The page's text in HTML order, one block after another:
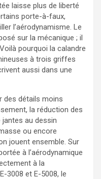
laisse plus de liberté
porte-à-faux,
l’aérodynamisme. Le
sur la mécanique ; il
pourquoi la calandre
à trois griffes
aussi dans une
des détails moins
la réduction des
au dessin
ou encore
jouent ensemble. Sur
à l’aérodynamique
à la
3008 et E-5008, le